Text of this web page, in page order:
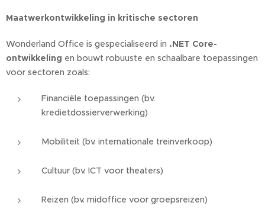
Maatwerkontwikkeling in kritische sectoren
Wonderland Office is gespecialiseerd in .NET Core-
ontwikkeling en bouwt robuuste en schaalbare toepassingen
voor sectoren zoals:
Financiële toepassingen (bv.
kredietdossierverwerking)
Mobiliteit (bv. internationale treinverkoop)
Cultuur (bv. ICT voor theaters)
Reizen (bv. midoffice voor groepsreizen)